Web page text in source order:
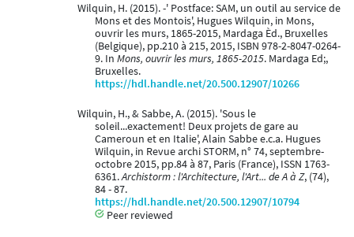
Wilquin, H. (2015). -' Postface: SAM, un outil au service de
Mons et des Montois', Hugues Wilquin, in Mons,
ouvrir les murs, 1865-2015, Mardaga Èd., Bruxelles
(Belgique), pp.210 à 215, 2015, ISBN 978-2-8047-0264-
9. In Mons, ouvrir les murs, 1865-2015. Mardaga Ed;,
Bruxelles.
https://hdl.handle.net/20.500.12907/10266
Wilquin, H., & Sabbe, A. (2015). 'Sous le
soleil...exactement! Deux projets de gare au
Cameroun et en Italie', Alain Sabbe e.c.a. Hugues
Wilquin, in Revue archi STORM, n° 74, septembre-
octobre 2015, pp.84 à 87, Paris (France), ISSN 1763-
6361.Archistorm : l'Architecture, l'Art... de A à Z, (74),
84 - 87.
https://hdl.handle.net/20.500.12907/10794
Peer reviewed